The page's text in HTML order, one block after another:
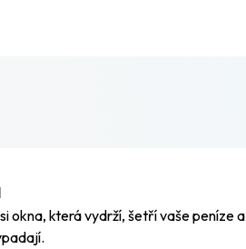
okna, která vydrží, šetří vaše peníze a